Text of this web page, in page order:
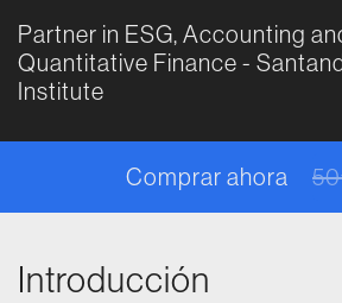
Partner in ESG, Accounting
Quantitative Finance -
Institute
Comprar ahora 50
Introducción